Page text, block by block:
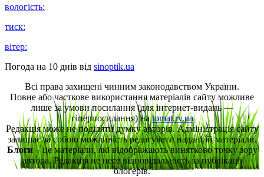
вологість:
тиск:
вітер:
Погода на 10 днів від sinoptik.ua
Всі права захищені чинним законодавством України.
Повне або часткове використання матеріалів сайту можливе
лише за умови посилання (для інтернет-видань —
гіперпосилання) наtomat.rv.ua
Редакція може не поділяти думку авторів. Адміністрація сайту
залишає за собою можливість редагувати надані їй матеріали.
Блоги– це матеріали, які відображають винятково точку зору
автора. Редакція не несе відповідальність за публікації
блогерів.